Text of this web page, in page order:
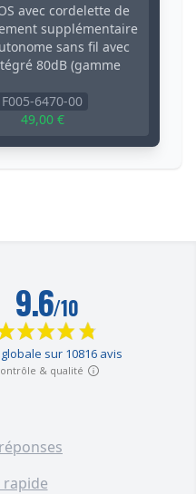
avec cordelette de
supplémentaire
sans fil avec
80dB (gamme
F005-6470-00
49,00 €
/ désarmement à
Clavier numérique et
sur batterie +
(gamme HY)
F005-6450-50
92,00 €
(gamme KP/WG/HY)
F005-0760-00
80,00 €
rapide